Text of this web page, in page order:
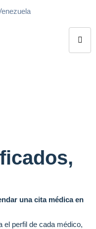
una cita médica en
el perfil de cada médico,